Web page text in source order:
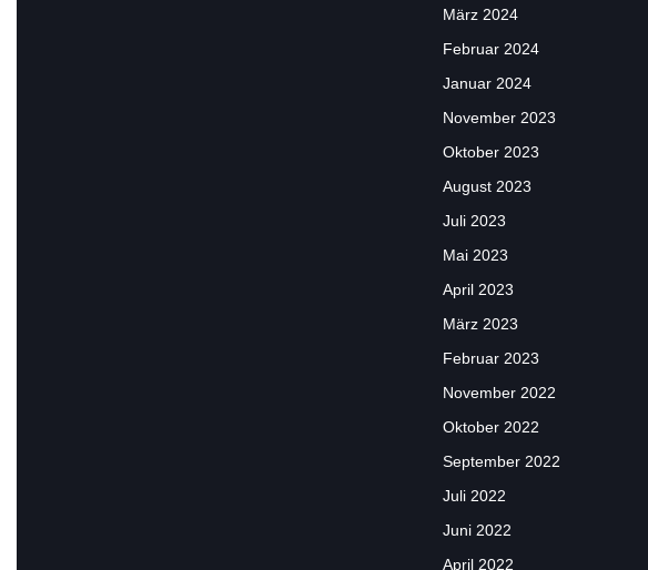
März 2024
Februar 2024
Januar 2024
November 2023
Oktober 2023
August 2023
Juli 2023
Mai 2023
April 2023
März 2023
Februar 2023
November 2022
Oktober 2022
September 2022
Juli 2022
Juni 2022
April 2022